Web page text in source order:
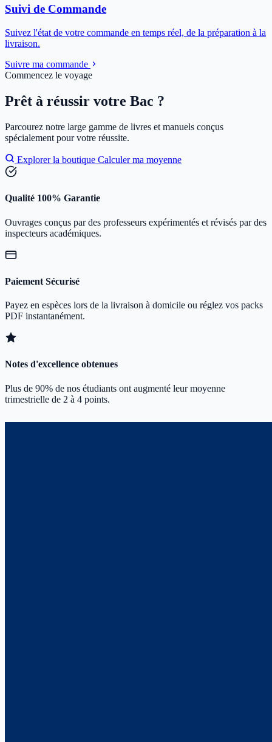
Suivi de Commande
Suivez l'état de votre commande en temps réel, de la préparation à la
livraison.
Suivre ma commande
Commencez le voyage
Prêt à réussir votre Bac ?
Parcourez notre large gamme de livres et manuels conçus
spécialement pour votre réussite.
Explorer la boutique Calculer ma moyenne
Qualité 100% Garantie
Ouvrages conçus par des professeurs expérimentés et révisés par des
inspecteurs académiques.
Paiement Sécurisé
Payez en espèces lors de la livraison à domicile ou réglez vos packs
PDF instantanément.
Notes d'excellence obtenues
Plus de 90% de nos étudiants ont augmenté leur moyenne
trimestrielle de 2 à 4 points.